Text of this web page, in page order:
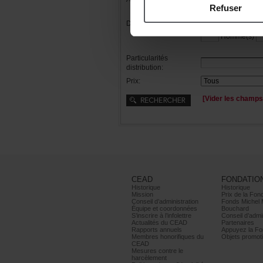
Refuser
Distribution: Femme(s)
Homme(s)
Particularités
distribution:
Prix:
CEAD
Historique
Mission
Conseild’administration
Équipeetcoordonnées
S’inscrireàl’infolettre
ActualitésduCEAD
Rapportsannuels
Membreshonorifiquesdu
CEAD
Mesurescontrele
harcèlement
Historique
Bouchard
Partenaires